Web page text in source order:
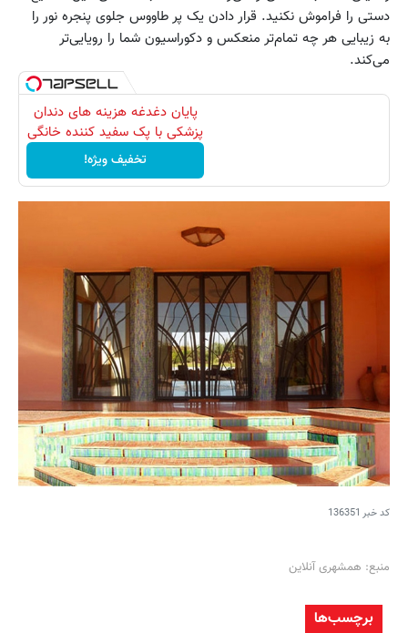
دستی را فراموش نکنید. قرار دادن یک پر طاووس جلوی پنجره نور را
به زیبایی هر چه تمام‌تر منعکس و دکوراسیون شما را رویایی‌تر
می‌کند.
پایان دغدغه هزینه های دندان
پزشکی با پک سفید کننده خانگی
تخفیف ویژه!
کد خبر 136351
منبع: همشهری آنلاین
برچسب‌ها